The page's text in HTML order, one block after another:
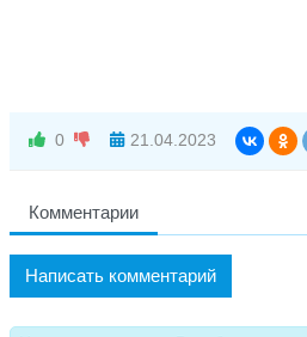
0 21.04.2023
Комментарии
Написать комментарий